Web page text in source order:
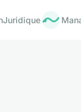
Juridique